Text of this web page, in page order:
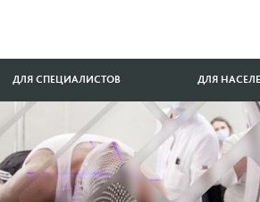
ДЛЯ СПЕЦИАЛИСТОВ ДЛЯ